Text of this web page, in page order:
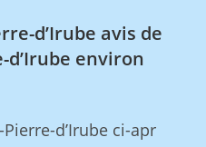
d’Irube avis de
d’Irube environ
d’Irube ci-apr